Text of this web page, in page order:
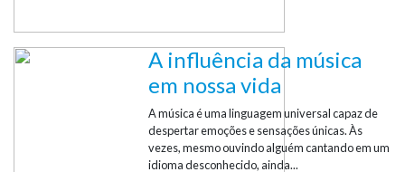
A influência da música
em nossa vida
A música é uma linguagem universal capaz de
despertar emoções e sensações únicas. Às
vezes, mesmo ouvindo alguém cantando em um
idioma desconhecido, ainda...